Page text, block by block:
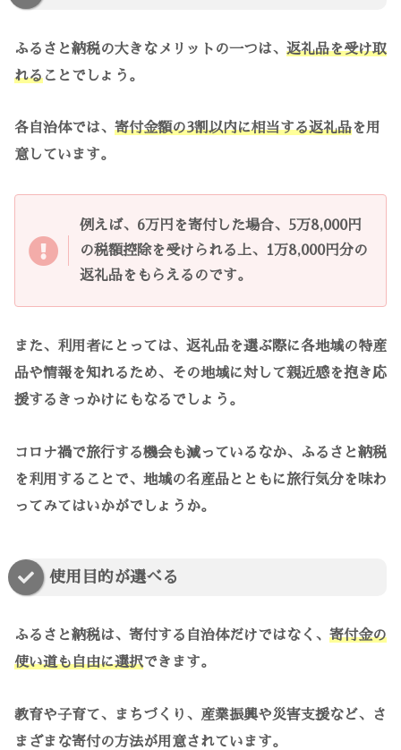
ふるさと納税の大きなメリットの一つは、 返礼品を受け取
れることでしょう。
各自治体では、 寄付金額の3割以内に相当する返礼品を用
意しています。
例えば、6万円を寄付した場合、5万8,000円
の税額控除を受けられる上、1万8,000円分の
返礼品をもらえるのです。
また、利用者にとっては、返礼品を選ぶ際に各地域の特産
品や情報を知れるため、その地域に対して親近感を抱き応
援するきっかけにもなるでしょう。
コロナ禍で旅行する機会も減っているなか、ふるさと納税
を利用することで、地域の名産品とともに旅行気分を味わ
ってみてはいかがでしょうか。
使用目的が選べる
ふるさと納税は、寄付する自治体だけではなく、 寄付金の
使い道も自由に選択できます。
教育や子育て、まちづくり、産業振興や災害支援など、さ
まざまな寄付の方法が用意されています。